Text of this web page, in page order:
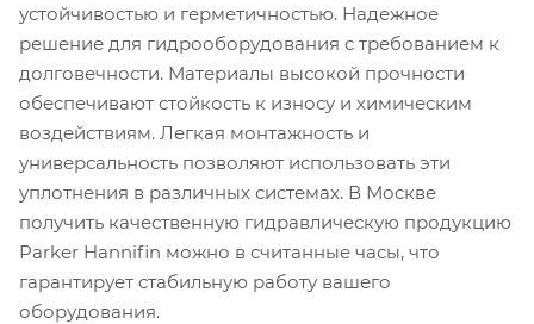
устойчивостью и герметичностью. Надежное
решение для гидрооборудования с требованием к
долговечности. Материалы высокой прочности
обеспечивают стойкость к износу и химическим
воздействиям. Легкая монтажность и
универсальность позволяют использовать эти
уплотнения в различных системах. В Москве
получить качественную гидравлическую продукцию
Parker Hannifin можно в считанные часы, что
гарантирует стабильную работу вашего
оборудования.